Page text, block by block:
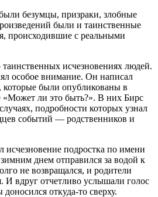
безумцы, призраки, злобные
были и таинственные
происходившие с реальными
исчезновениях людей.
особое внимание. Он написал
которые были опубликованы в
«Может ли это быть?». В них Бирс
подробности которых узнал
событий — родственников и
исчезновение подростка по имени
днем отправился за водой к
не возвращался, и родители
И вдруг отчетливо услышали голос
откуда-то сверху.